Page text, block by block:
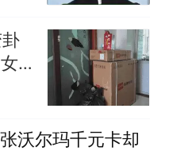
沃尔玛千元卡却